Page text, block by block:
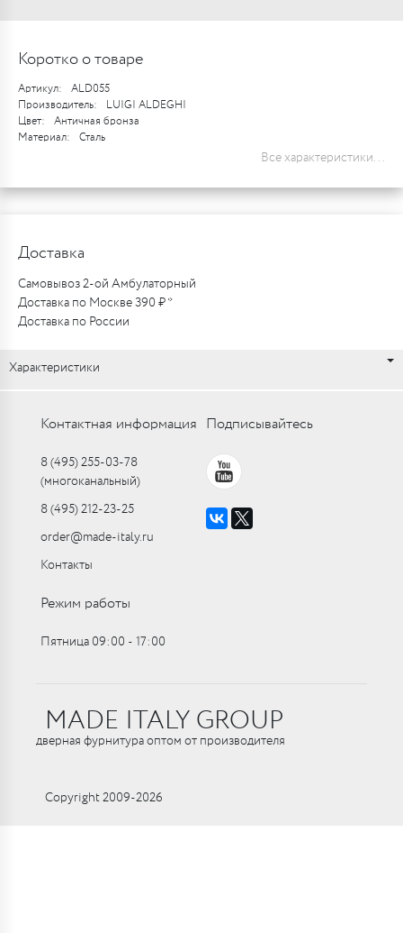
Коротко о товаре
Артикул:
ALD055
Производитель:
LUIGI ALDEGHI
Цвет:
Античная бронза
Материал:
Сталь
Все характеристики...
Доставка
Самовывоз 2-ой Амбулаторный
Доставка по Москве 390 ₽ *
Доставка по России
Характеристики
Контактная информация
8 (495) 255-03-78
(многоканальный)
8 (495) 212-23-25
order@made-italy.ru
Контакты
Подписывайтесь
Режим работы
Пятница 09:00 ‑ 17:00
MADE ITALY GROUP
дверная фурнитура оптом от производителя
Copyright 2009-2026